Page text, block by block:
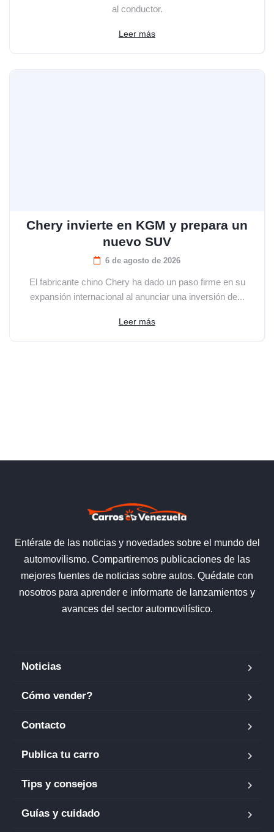
al conductor.
Leer más
Chery invierte en KGM y prepara un
nuevo SUV
6 de agosto de 2026
El fabricante chino Chery ha dado un paso firme en su
expansión internacional al anunciar una inversión de...
Leer más
Entérate de las noticias y novedades sobre el mundo del
automovilismo. Compartiremos publicaciones de las
mejores fuentes de noticias sobre autos. Quédate con
nosotros para aprender e informarte de lanzamientos y
avances del sector automovilístico.
Noticias
Cómo vender?
Contacto
Publica tu carro
Tips y consejos
Guías y cuidado